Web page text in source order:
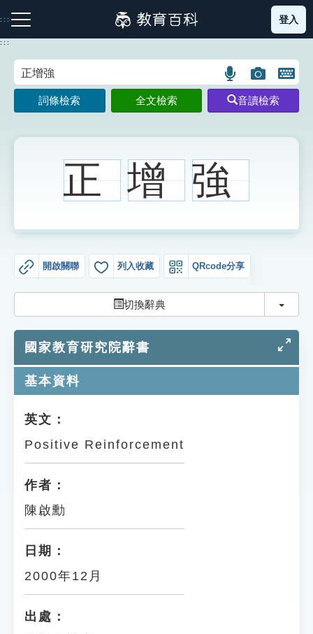
到
主
:::
注音索引圖示 筆畫索引圖示 部首索引表圖示
生字詞彙表
知識索引
單字索引
遊戲專區
教學應用
貓頭鷹博士
登入
:::
語
言
搜
示
圖
片
搜
開
鍵
圖
詞條檢索 全文檢索 音讀檢索
正 增 強
開啟關聯 列入收藏 QRcode分享
切換辭典 切換
國家教育研究院辭書
基本資料
英文：
Positive Reinforcement
作者：
陳啟勳
日期：
2000年12月
出處：